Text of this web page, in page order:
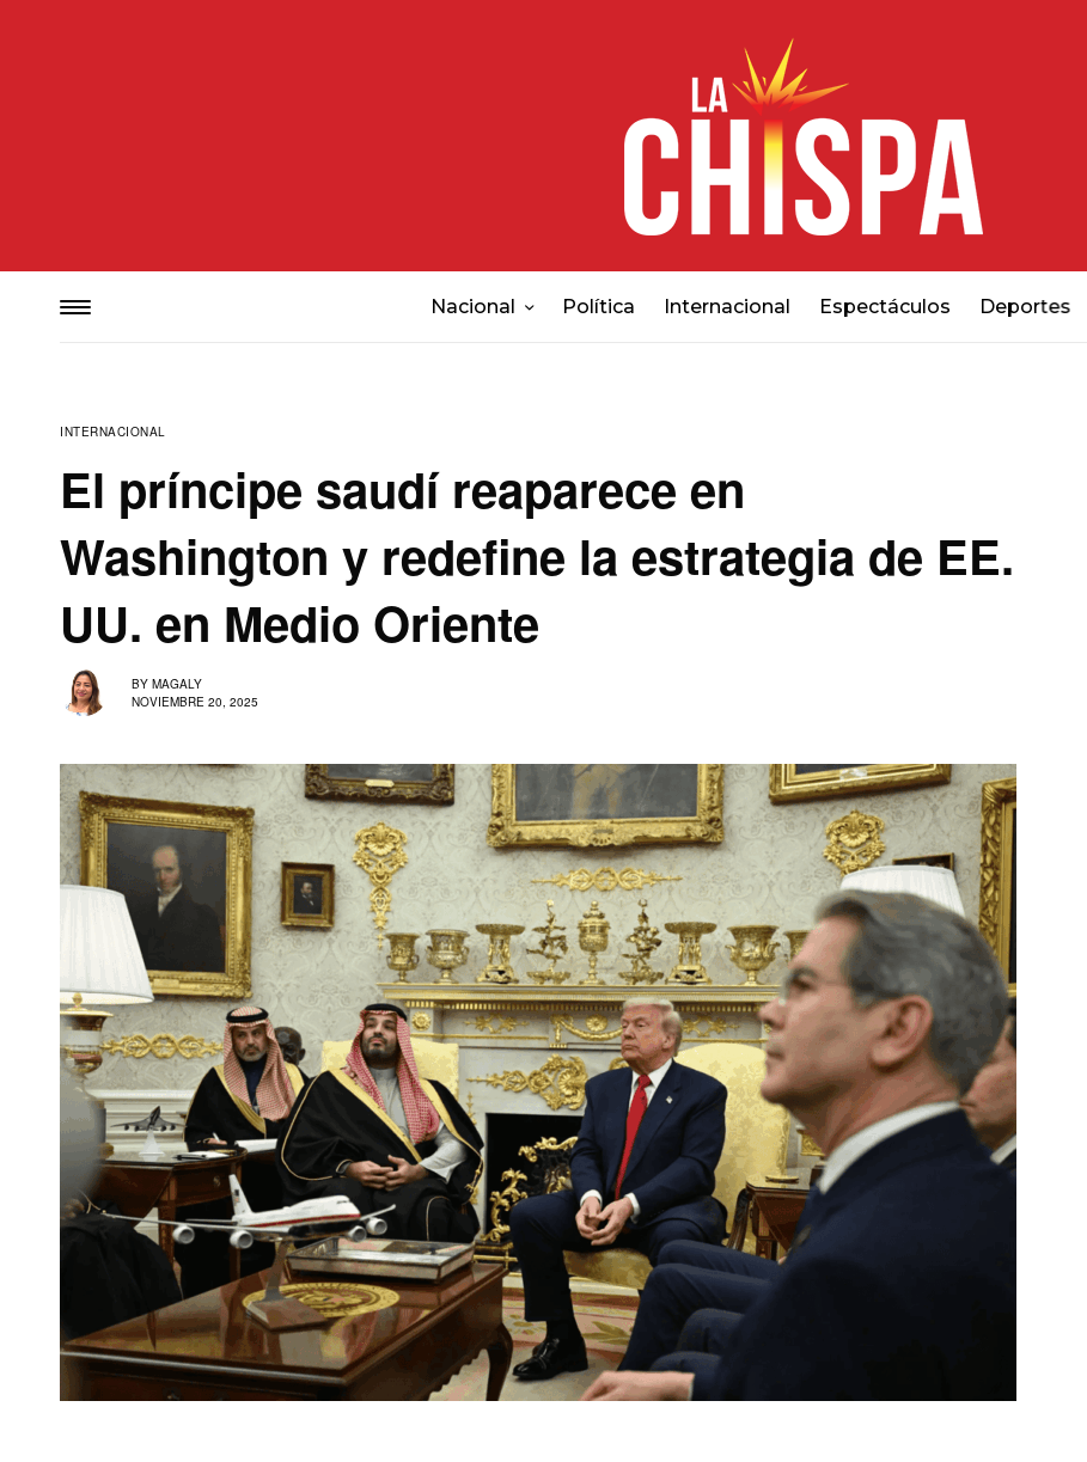
Nacional Política Internacional Espectáculos Deportes
INTERNACIONAL
El príncipe saudí reaparece en
Washington y redefine la estrategia de EE.
UU. en Medio Oriente
BY MAGALY
NOVIEMBRE 20, 2025